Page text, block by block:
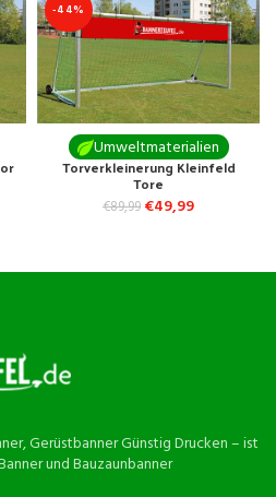
-44%
Umweltmaterialien
Torverkleinerung Kleinfeld
Tore
€89,99 €49,99
Gerüstbanner Günstig Drucken – ist
und Bauzaunbanner